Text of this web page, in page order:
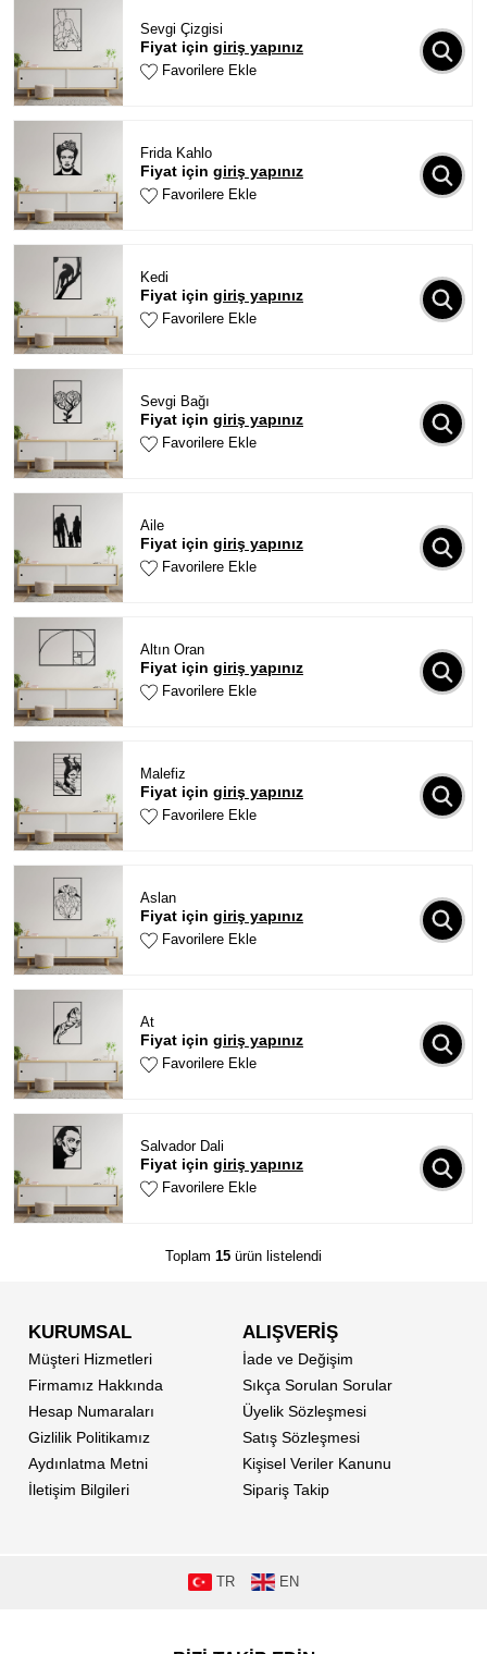
Sevgi Çizgisi
Fiyat için giriş yapınız
Favorilere Ekle
Frida Kahlo
Fiyat için giriş yapınız
Favorilere Ekle
Kedi
Fiyat için giriş yapınız
Favorilere Ekle
Sevgi Bağı
Fiyat için giriş yapınız
Favorilere Ekle
Aile
Fiyat için giriş yapınız
Favorilere Ekle
Altın Oran
Fiyat için giriş yapınız
Favorilere Ekle
Malefiz
Fiyat için giriş yapınız
Favorilere Ekle
Aslan
Fiyat için giriş yapınız
Favorilere Ekle
At
Fiyat için giriş yapınız
Favorilere Ekle
Salvador Dali
Fiyat için giriş yapınız
Favorilere Ekle
Toplam 15 ürün listelendi
KURUMSAL
Müşteri Hizmetleri
Firmamız Hakkında
Hesap Numaraları
Gizlilik Politikamız
Aydınlatma Metni
İletişim Bilgileri
ALIŞVERİŞ
İade ve Değişim
Sıkça Sorulan Sorular
Üyelik Sözleşmesi
Satış Sözleşmesi
Kişisel Veriler Kanunu
Sipariş Takip
TR EN